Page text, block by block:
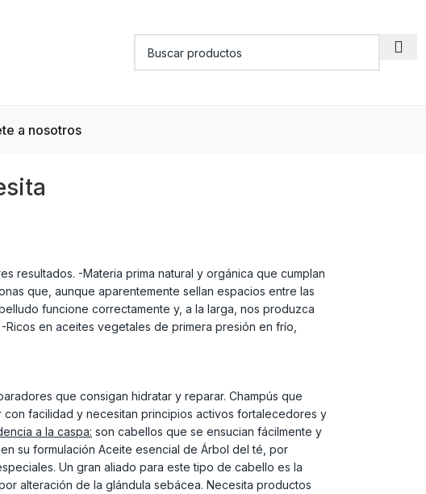
a nosotros
resultados. -Materia prima natural y orgánica que cumplan
que, aunque aparentemente sellan espacios entre las
funcione correctamente y, a la larga, nos produzca
en aceites vegetales de primera presión en frío,
que consigan hidratar y reparar. Champús que
con facilidad y necesitan principios activos fortalecedores y
a la caspa: son cabellos que se ensucian fácilmente y
su formulación Aceite esencial de Árbol del té, por
Un gran aliado para este tipo de cabello es la
alteración de la glándula sebácea. Necesita productos